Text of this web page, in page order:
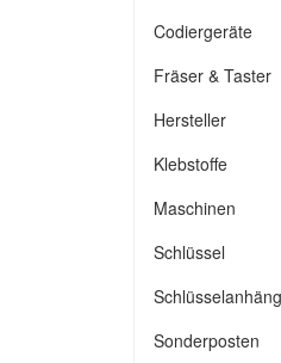
Codiergeräte
Fräser & Taster
Hersteller
Klebstoffe
Maschinen
Schlüssel
Sonderposten